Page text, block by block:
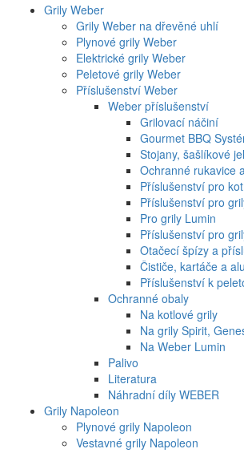
Grily Weber
Grily Weber na dřevěné uhlí
Plynové grily Weber
Elektrické grily Weber
Peletové grily Weber
Příslušenství Weber
Weber příslušenství
Grilovací náčiní
Gourmet BBQ
Stojany, šašlíkové
Ochranné rukavice
Příslušenství pro
Příslušenství pro
Pro grily Lumin
Příslušenství pro
Otačecí špízy a
Čističe, kartáče a
Příslušenství k
Ochranné obaly
Na kotlové grily
Na grily Spirit,
Na Weber Lumin
Palivo
Literatura
Náhradní díly WEBER
Grily Napoleon
Plynové grily Napoleon
Vestavné grily Napoleon